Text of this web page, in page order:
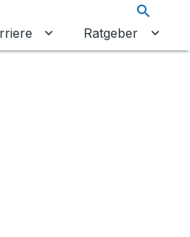
für Unternehmen
Untermenü für
Ratgeber